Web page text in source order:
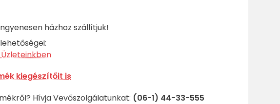
házhoz szállítjuk!
Üzleteinkben
kiegészítőit is
Hívja Vevőszolgálatunkat: (06-1) 44-33-555